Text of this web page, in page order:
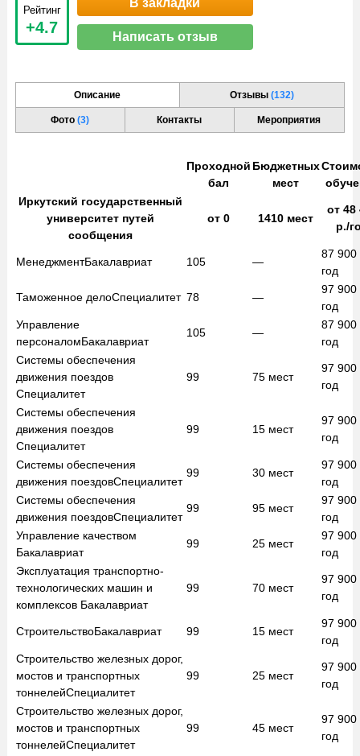
Рейтинг
+4.7
В закладки
Написать отзыв
Описание Отзывы (132)
Фото(3) Контакты Мероприятия
Проходной
бал
Бюджетных
мест
Иркутский государственный
университет путей
сообщения
от0 1410 мест
от48
р./
МенеджментБакалавриат 105 —
87 900
год
Таможенное делоСпециалитет 78 —
97 900
год
Управление
персоналомБакалавриат
105 —
87 900
год
Системы обеспечения
движения поездов
Специалитет
99 75 мест
97 900
год
Системы обеспечения
движения поездов
Специалитет
99 15 мест
97 900
год
Системы обеспечения
движения поездовСпециалитет
99 30 мест
97 900
год
Системы обеспечения
движения поездовСпециалитет
99 95 мест
97 900
год
Управление качеством
Бакалавриат
99 25 мест
97 900
год
Эксплуатация транспортно-
технологических машин и
комплексов Бакалавриат
99 70 мест
97 900
год
СтроительствоБакалавриат 99 15 мест
97 900
год
Строительство железных дорог,
мостов и транспортных
тоннелейСпециалитет
99 25 мест
97 900
год
Строительство железных дорог,
мостов и транспортных
тоннелейСпециалитет
99 45 мест
97 900
год